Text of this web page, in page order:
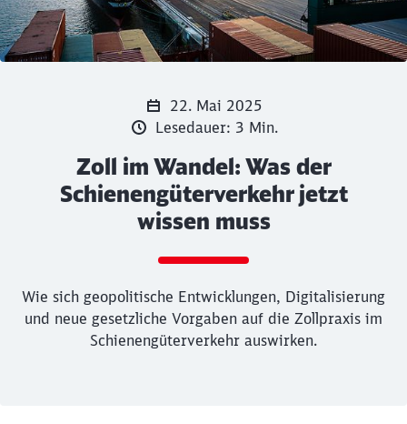
22. Mai 2025
Lesedauer: 3 Min.
Zoll im Wandel: Was der
Schienengüterverkehr jetzt
wissen muss
Wie sich geopolitische Entwicklungen, Digitalisierung
und neue gesetzliche Vorgaben auf die Zollpraxis im
Schienengüterverkehr auswirken.